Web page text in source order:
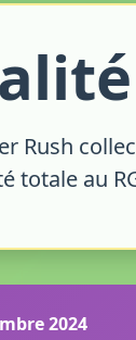
Rush
totale au
2024